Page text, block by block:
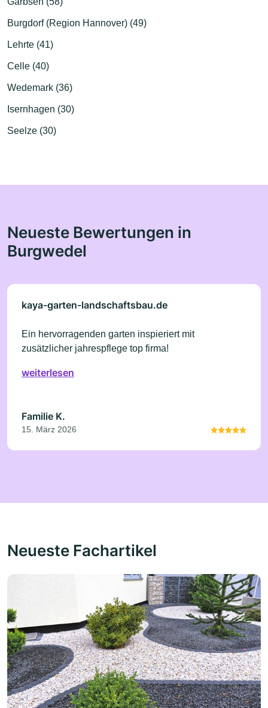
Burgdorf (Region Hannover) (49)
Lehrte (41)
Celle (40)
Wedemark (36)
Isernhagen (30)
Seelze (30)
Neueste Bewertungen in
Burgwedel
kaya-garten-landschaftsbau.de
Ein hervorragenden garten inspieriert mit
zusätzlicher jahrespflege top firma!
weiterlesen
Familie K.
15. März 2026
Neueste Fachartikel